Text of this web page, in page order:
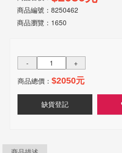
商品編號：8250462
商品瀏覽： 1650
-
+
商品總價： $2050元
缺貨登記